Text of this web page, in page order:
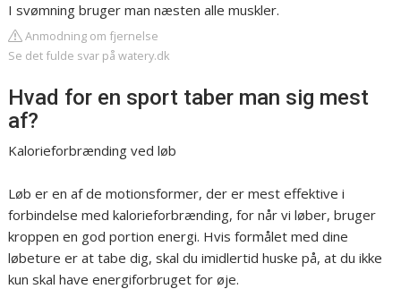
I svømning bruger man næsten alle muskler.
Anmodning om fjernelse
Se det fulde svar på watery.dk
Hvad for en sport taber man sig mest
af?
Kalorieforbrænding ved løb
Løb er en af de motionsformer, der er mest effektive i
forbindelse med kalorieforbrænding, for når vi løber, bruger
kroppen en god portion energi. Hvis formålet med dine
løbeture er at tabe dig, skal du imidlertid huske på, at du ikke
kun skal have energiforbruget for øje.